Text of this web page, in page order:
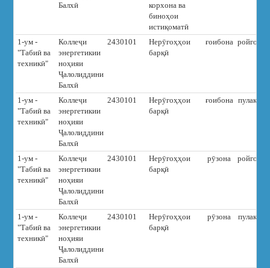
Балхӣ
корхона ва
биноҳои
истиқоматӣ
1-ум -
"Табиӣ ва
техникӣ"
Коллеҷи
энергетикии
ноҳияи
Ҷалолиддини
Балхӣ
2430101
Нерӯгоҳҳои
барқӣ
ғоибона ройгон
1-ум -
"Табиӣ ва
техникӣ"
Коллеҷи
энергетикии
ноҳияи
Ҷалолиддини
Балхӣ
2430101
Нерӯгоҳҳои
барқӣ
ғоибона пулакӣ
1-ум -
"Табиӣ ва
техникӣ"
Коллеҷи
энергетикии
ноҳияи
Ҷалолиддини
Балхӣ
2430101
Нерӯгоҳҳои
барқӣ
рӯзона ройгон
1-ум -
"Табиӣ ва
техникӣ"
Коллеҷи
энергетикии
ноҳияи
Ҷалолиддини
Балхӣ
2430101
Нерӯгоҳҳои
барқӣ
рӯзона пулакӣ